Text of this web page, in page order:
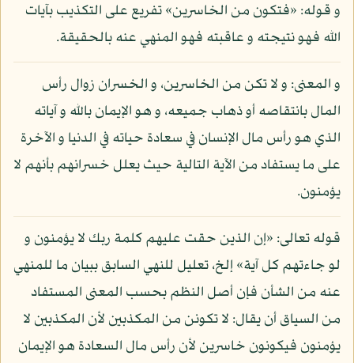
و قوله: «فتكون من الخاسرين» تفريع على التكذيب بآيات
الله فهو نتيجته و عاقبته فهو المنهي عنه بالحقيقة.
و المعنى: و لا تكن من الخاسرين، و الخسران زوال رأس
المال بانتقاصه أو ذهاب جميعه، و هو الإيمان بالله و آياته
الذي هو رأس مال الإنسان في سعادة حياته في الدنيا و الآخرة
على ما يستفاد من الآية التالية حيث يعلل خسرانهم بأنهم لا
يؤمنون.
قوله تعالى: «إن الذين حقت عليهم كلمة ربك لا يؤمنون و
لو جاءتهم كل آية» إلخ، تعليل للنهي السابق ببيان ما للمنهي
عنه من الشأن فإن أصل النظم بحسب المعنى المستفاد
من السياق أن يقال: لا تكونن من المكذبين لأن المكذبين لا
يؤمنون فيكونون خاسرين لأن رأس مال السعادة هو الإيمان